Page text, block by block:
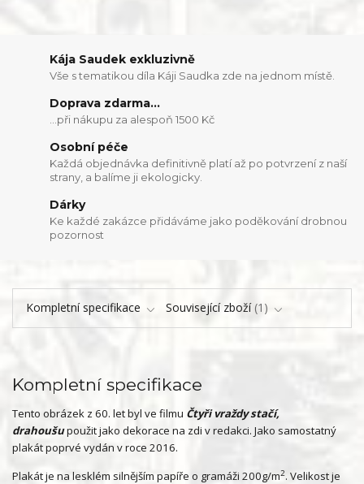
Kája Saudek exkluzivně
Vše s tematikou díla Káji Saudka zde na jednom místě.
Doprava zdarma...
...při nákupu za alespoň 1500 Kč
Osobní péče
Každá objednávka definitivně platí až po potvrzení z naší
strany, a balíme ji ekologicky.
Dárky
Ke každé zakázce přidáváme jako poděkování drobnou
pozornost
Kompletní specifikace Související zboží 1
Kompletní specifikace
Tento obrázek z 60. let byl ve filmu Čtyři vraždy stačí,
drahoušupoužit jako dekorace na zdi v redakci. Jako samostatný
plakát poprvé vydán v roce 2016.
Plakát je na lesklém silnějším papíře o gramáži 200g/m2. Velikost je